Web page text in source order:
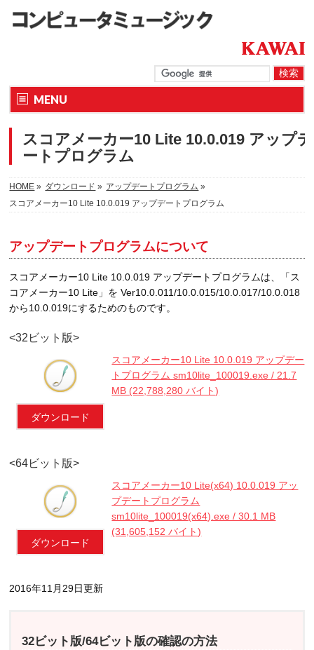
MENU
スコアメーカー10 Lite 10.0.019 アップデ
ートプログラム
HOME » ダウンロード » アップデートプログラム »
スコアメーカー10 Lite 10.0.019 アップデートプログラム
アップデートプログラムについて
スコアメーカー10 Lite 10.0.019 アップデートプログラムは、「ス
コアメーカー10 Lite」を Ver10.0.011/10.0.015/10.0.017/10.0.018
から10.0.019にするためのものです。
<32ビット版>
ダウンロード
スコアメーカー10 Lite 10.0.019 アップデー
トプログラム sm10lite_100019.exe / 21.7
MB (22,788,280 バイト)
<64ビット版>
ダウンロード
スコアメーカー10 Lite(x64) 10.0.019 アッ
プデートプログラム
sm10lite_100019(x64).exe / 30.1 MB
(31,605,152 バイト)
2016年11月29日更新
32ビット版/64ビット版の確認の方法